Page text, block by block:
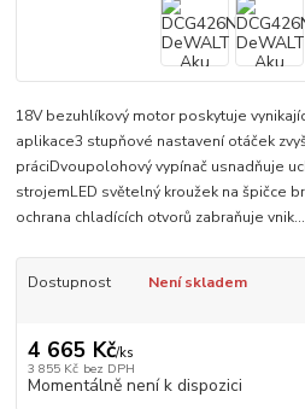
18V bezuhlíkový motor poskytuje
aplikace3 stupňové nastavení otáček
práciDvoupolohový vypínač usnadňuje
strojemLED světelný kroužek na špičce
ochrana chladících otvorů zabraňuje vnik...
Dostupnost Není skladem
4 665 Kč/ks
3 855 Kč bez DPH
Momentálně není k dispozici